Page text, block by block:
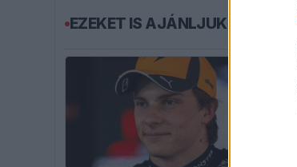
EZEKET IS AJÁNLJUK